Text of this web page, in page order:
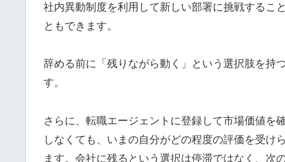
社内異動制度を利用して新しい部署に挑戦するこ
ともできます。
辞める前に「残りながら動く」という選択肢を持
す。
さらに、転職エージェントに登録して市場価値を
しなくても、いまの自分がどの程度の評価を受け
ます。会社に残るという選択は停滞ではなく、次